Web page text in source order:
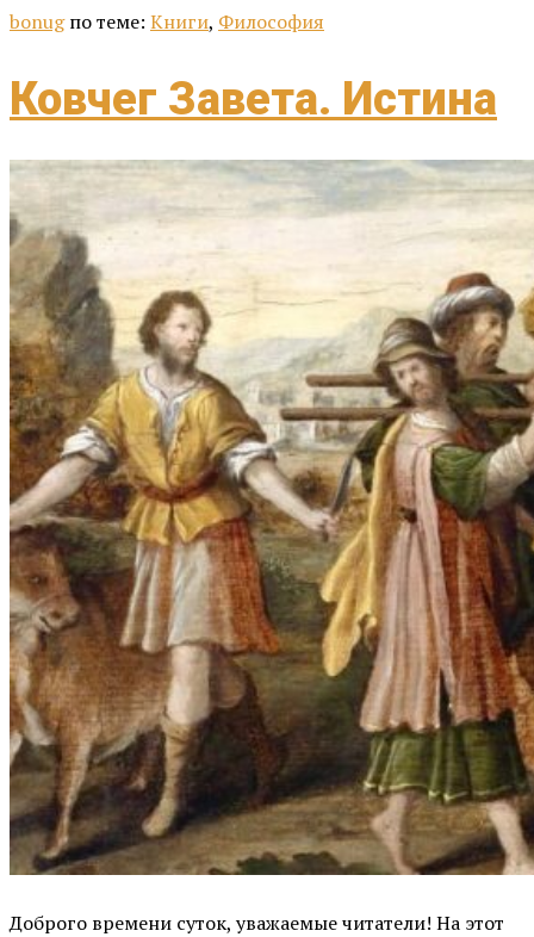
bonug по теме: Книги, Философия
Ковчег Завета. Истина
Доброго времени суток, уважаемые читатели! На этот